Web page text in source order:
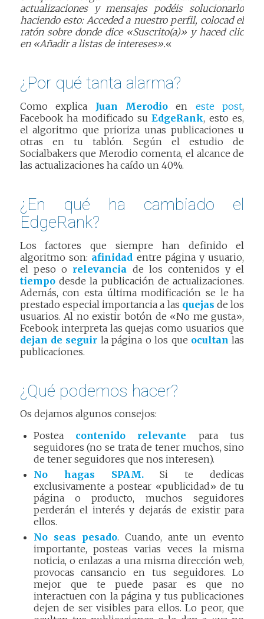
actualizaciones y mensajes podéis solucionarlo
haciendo esto: Acceded a nuestro perfil, colocad el
ratón sobre donde dice «Suscrito(a)» y haced clic
en «Añadir a listas de intereses».«
¿Por qué tanta alarma?
Como explica Juan Merodio en este post,
Facebook ha modificado suEdgeRank, esto es,
el algoritmo que prioriza unas publicaciones u
otras en tu tablón. Según el estudio de
Socialbakers que Merodio comenta, el alcance de
las actualizaciones ha caído un 40%.
¿En qué ha cambiado el
EdgeRank?
Los factores que siempre han definido el
algoritmo son: afinidad entre página y usuario,
el peso o relevancia de los contenidos y el
tiempodesde la publicación de actualizaciones.
Además, con esta última modificación se le ha
prestado especial importancia a las quejas de los
usuarios. Al no existir botón de «No me gusta»,
Fcebook interpreta las quejas como usuarios que
dejan de seguir la página o los que ocultan las
publicaciones.
¿Qué podemos hacer?
Os dejamos algunos consejos:
Postea contenido relevante para tus
seguidores (no se trata de tener muchos, sino
de tener seguidores que nos interesen).
No hagas SPAM.Si te dedicas
exclusivamente a postear «publicidad» de tu
página o producto, muchos seguidores
perderán el interés y dejarás de existir para
ellos.
No seas pesado. Cuando, ante un evento
importante, posteas varias veces la misma
noticia, o enlazas a una misma dirección web,
provocas cansancio en tus seguidores. Lo
mejor que te puede pasar es que no
interactuen con la página y tus publicaciones
dejen de ser visibles para ellos. Lo peor, que